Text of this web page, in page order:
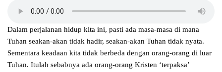
Dalam perjalanan hidup kita ini, pasti ada masa-masa di mana
Tuhan seakan-akan tidak hadir, seakan-akan Tuhan tidak nyata.
Sementara keadaan kita tidak berbeda dengan orang-orang di luar
Tuhan. Itulah sebabnya ada orang-orang Kristen ‘terpaksa’